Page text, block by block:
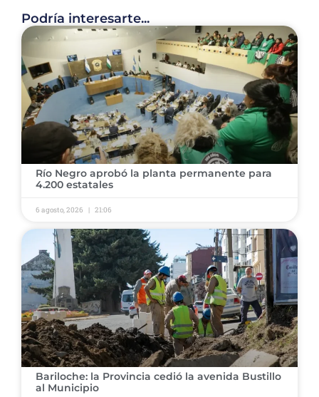
Podría interesarte...
​Río Negro aprobó la planta permanente para
4.200 estatales
6 agosto, 2026 21:06
​Bariloche: la Provincia cedió la avenida Bustillo
al Municipio